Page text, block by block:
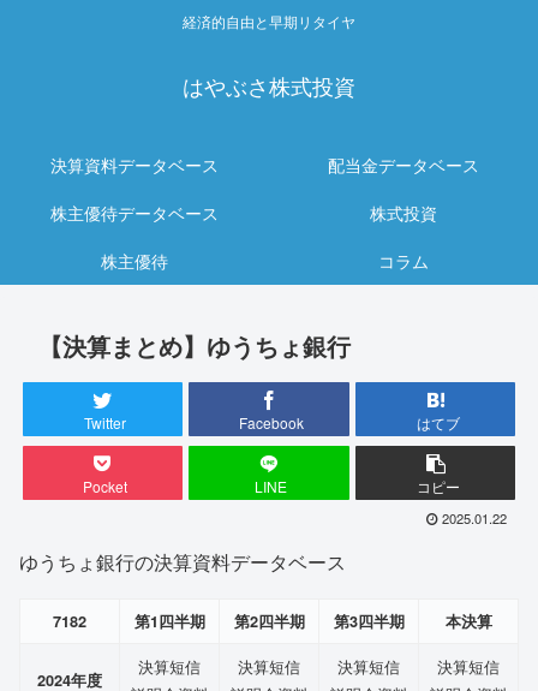
経済的自由と早期リタイヤ
はやぶさ株式投資
決算資料データベース
配当金データベース
株主優待データベース
株式投資
株主優待
コラム
【決算まとめ】ゆうちょ銀行
Twitter Facebook はてブ
Pocket LINE コピー
2025.01.22
ゆうちょ銀行の決算資料データベース
7182 第1四半期 第2四半期 第3四半期 本決算
2024年度
決算短信
決算短信
決算短信
決算短信